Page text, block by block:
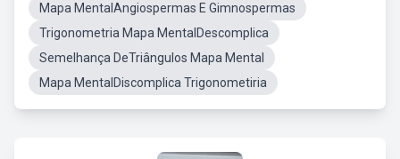
Mapa MentalAngiospermas E Gimnospermas
Trigonometria Mapa MentalDescomplica
Semelhança DeTriângulos Mapa Mental
Mapa MentalDiscomplica Trigonometiria